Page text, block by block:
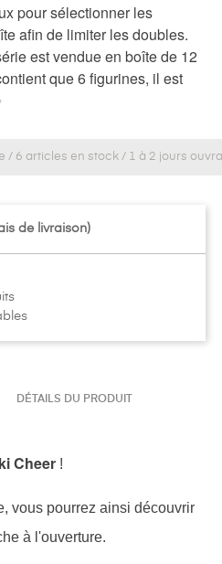
pour sélectionner les
afin de limiter les doubles.
est vendue en boîte de 12
que 6 figurines, il est
de livraison)
DÉTAILS DU PRODUIT
Cheer !
vous pourrez ainsi découvrir
à l'ouverture.